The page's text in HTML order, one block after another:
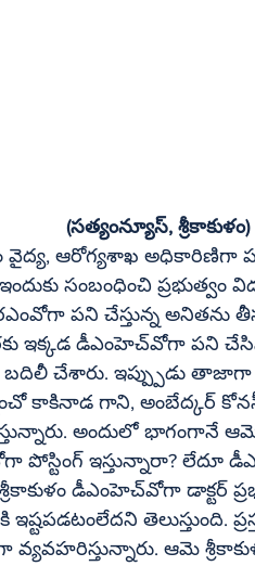
(సత్యంన్యూస్, శ్రీకాకుళం)
వైద్య, ఆరోగ్యశాఖ అధికారిణిగా
సంబంధించి ప్రభుత్వం
పని చేస్తున్న అనితను తీసుకువచ్చి
పని చేసిన అధికారి ఏసీబీ ట్రాప్ కావడంతో రిమ్స్ నుంచి అనితను
బదిలీ చేశారు. ఇప్ప్పుడు
కాకినాడ గాని, అంబేద్కర్ కోనసీమ
అందులో భాగంగానే
ఇస్తున్నారా? లేదూ డీఎంహెచ్‌వోగా బదిలీ చేస్తున్నారా? అనేది ఇంకా
ప్రభావతిని ప్రభుత్వం నియమించింది. కాకపోతే ఆమె శ్రీకాకుళం
ఇష్టపడటంలేదని
వ్యవహరిస్తున్నారు. ఆమె